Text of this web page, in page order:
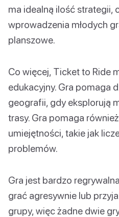
ma idealną ilość strategii,
wprowadzenia młodych
planszowe.
Co więcej, Ticket to Ride
edukacyjny. Gra pomaga
geografii, gdy eksplorują
trasy. Gra pomaga
umiejętności, takie jak
problemów.
Gra jest bardzo
grać agresywnie lub
grupy, więc żadne dwie